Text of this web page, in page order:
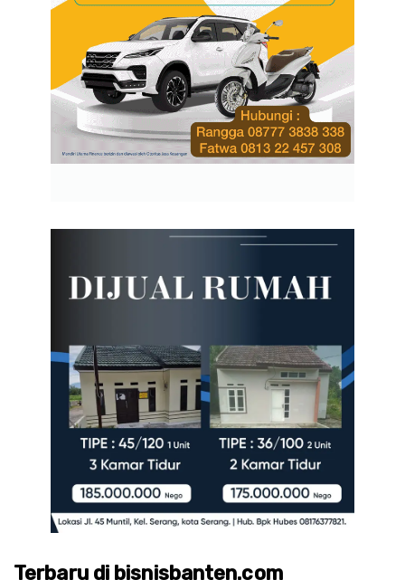
Terbaru di bisnisbanten.com